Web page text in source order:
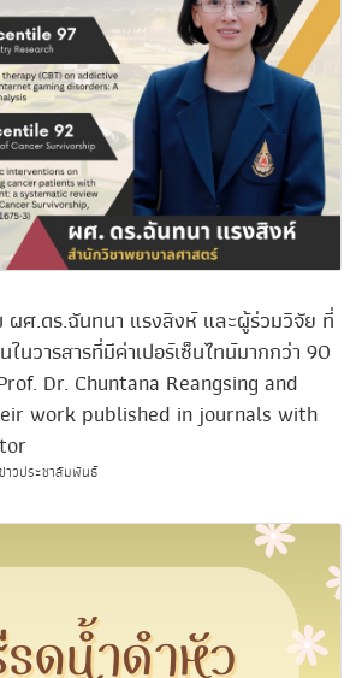
ศ.ดร.ฉันทนา แรงสิงห์ และผู้ร่วมวิจัย ที่
นวารสารที่มีค่าเปอร์เซ็นไทน์มากกว่า 90
Dr. Chuntana Reangsing and
work published in journals with
าวประชาสัมพันธ์